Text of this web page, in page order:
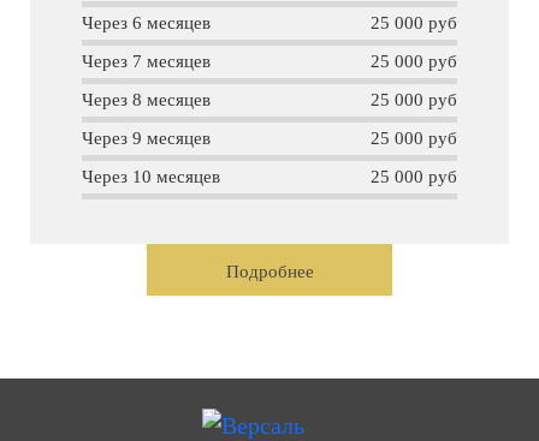
Через 6 месяцев
25 000 руб
Через 7 месяцев
25 000 руб
Через 8 месяцев
25 000 руб
Через 9 месяцев
25 000 руб
Через 10 месяцев
25 000 руб
Подробнее